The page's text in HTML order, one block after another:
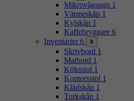
Mikrovågsugn 1
Värmeskåp 1
Kylskåp 1
Kaffebryggare 6
Inventarier 6
Skrivbord 1
Matbord 1
Köksstol 1
Kontorsstol 1
Klädskåp 1
Torkskåp 1